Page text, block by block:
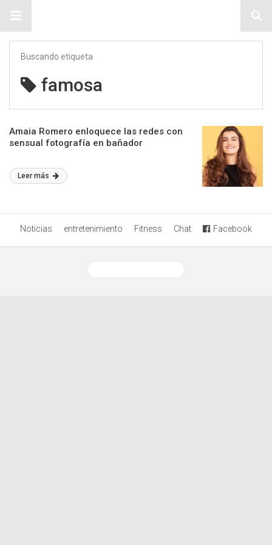
Buscando etiqueta
famosa
Amaia Romero enloquece las redes con
sensual fotografía en bañador
Leer más
Noticias entretenimiento Fitness Chat Facebook